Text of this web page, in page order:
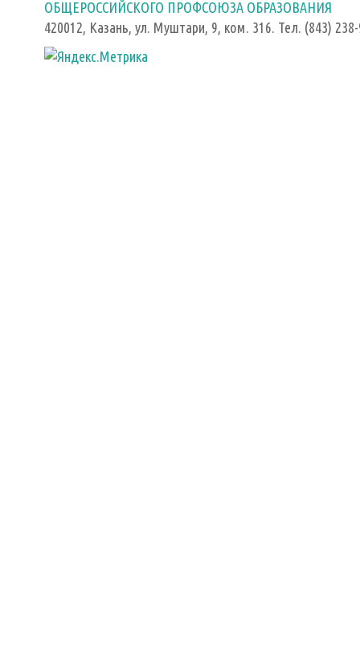
ОБЩЕРОССИЙСКОГО ПРОФСОЮЗА ОБРАЗОВАНИЯ
420012, Казань, ул. Муштари, 9, ком. 316. Тел. (843)